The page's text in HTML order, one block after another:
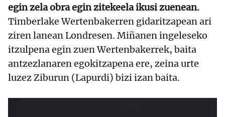
egin zela obra egin zitekeela ikusi zuenean.
Timberlake Wertenbakerren gidaritzapean ari
ziren lanean Londresen. Miñanen ingeleseko
itzulpena egin zuen Wertenbakerrek, baita
antzezlanaren egokitzapena ere, zeina urte
luzez Ziburun (Lapurdi) bizi izan baita.